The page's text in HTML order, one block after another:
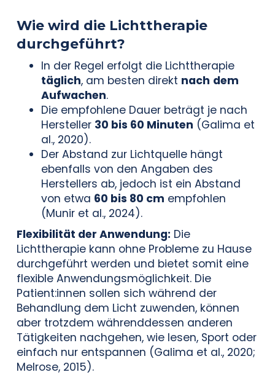
Wie wird die Lichttherapie
durchgeführt?
In der Regel erfolgt die Lichttherapie
täglich, am besten direkt nach dem
Aufwachen.
Die empfohlene Dauer beträgt je nach
Hersteller 30 bis 60 Minuten (Galima et
al., 2020).
Der Abstand zur Lichtquelle hängt
ebenfalls von den Angaben des
Herstellers ab, jedoch ist ein Abstand
von etwa 60 bis 80 cm empfohlen
(Munir et al., 2024).
Flexibilität der Anwendung: Die
Lichttherapie kann ohne Probleme zu Hause
durchgeführt werden und bietet somit eine
flexible Anwendungsmöglichkeit. Die
Patient:innen sollen sich während der
Behandlung dem Licht zuwenden, können
aber trotzdem währenddessen anderen
Tätigkeiten nachgehen, wie lesen, Sport oder
einfach nur entspannen (Galima et al., 2020;
Melrose, 2015).